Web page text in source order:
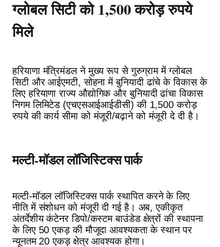
ग्लोबल सिटी को 1,500 करोड़ रुपये
मिले
हरियाणा मंत्रिमंडल ने मुख्य रूप से गुरुग्राम में ग्लोबल
सिटी और आईएमटी, सोहना में बुनियादी ढांचे के विकास के
लिए हरियाणा राज्य औद्योगिक और बुनियादी ढांचा विकास
निगम लिमिटेड (एचएसआईआईडीसी) की 1,500 करोड़
रुपये की कार्य सीमा को मंजूरी/बढ़ाने को मंजूरी दे दी है।
मल्टी-मॉडल लॉजिस्टिक्स पार्क
मल्टी-मॉडल लॉजिस्टिक्स पार्क स्थापित करने के लिए
नीति में संशोधन को मंजूरी दी गई है। अब, एकीकृत
अंतर्देशीय कंटेनर डिपो/कस्टम बाउंडेड क्षेत्रों की स्थापना
के लिए 50 एकड़ की मौजूदा आवश्यकता के स्थान पर
न्यूनतम 20 एकड़ क्षेत्र आवश्यक होगा।